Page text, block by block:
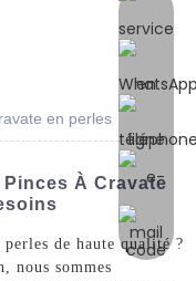
en perles
À Cravate
perles de haute qualité ?
nous sommes